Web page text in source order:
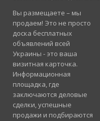
Вы размещаете – мы
продаем! Это не просто
доска бесплатных
объявлений всей
Украины - это ваша
визитная карточка.
Информационная
площадка, где
заключаются деловые
сделки, успешные
продажи и подбираются